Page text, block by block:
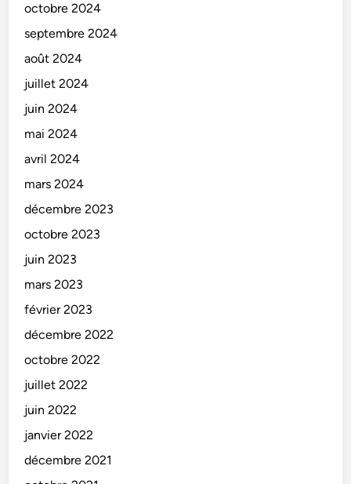
octobre 2024
septembre 2024
août 2024
juillet 2024
juin 2024
mai 2024
avril 2024
mars 2024
décembre 2023
octobre 2023
juin 2023
mars 2023
février 2023
décembre 2022
octobre 2022
juillet 2022
juin 2022
janvier 2022
décembre 2021